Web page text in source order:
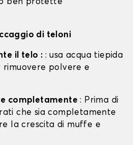
ben protette
di teloni
il telo : : usa acqua tiepida
rimuovere polvere e
completamente: Prima di
che sia completamente
la crescita di muffe e